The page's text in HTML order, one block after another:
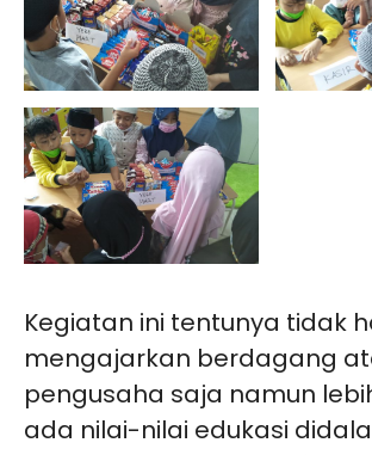
Kegiatan ini tentunya tidak
mengajarkan berdagang
pengusaha saja namun
ada nilai-nilai edukasi